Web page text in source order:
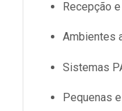
Recepção
Ambientes
Sistemas
Pequenas